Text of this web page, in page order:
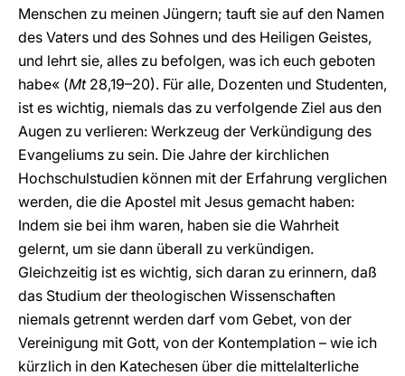
Menschen zu meinen Jüngern; tauft sie auf den Namen
des Vaters und des Sohnes und des Heiligen Geistes,
und lehrt sie, alles zu befolgen, was ich euch geboten
habe« (Mt28,19–20). Für alle, Dozenten und Studenten,
ist es wichtig, niemals das zu verfolgende Ziel aus den
Augen zu verlieren: Werkzeug der Verkündigung des
Evangeliums zu sein. Die Jahre der kirchlichen
Hochschulstudien können mit der Erfahrung verglichen
werden, die die Apostel mit Jesus gemacht haben:
Indem sie bei ihm waren, haben sie die Wahrheit
gelernt, um sie dann überall zu verkündigen.
Gleichzeitig ist es wichtig, sich daran zu erinnern, daß
das Studium der theologischen Wissenschaften
niemals getrennt werden darf vom Gebet, von der
Vereinigung mit Gott, von der Kontemplation – wie ich
kürzlich in den Katechesen über die mittelalterliche